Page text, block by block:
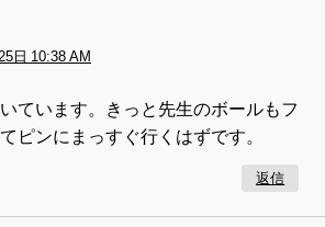
日 10:38 AM
ています。きっと先生のボールもフ
ピンにまっすぐ行くはずです。
返信